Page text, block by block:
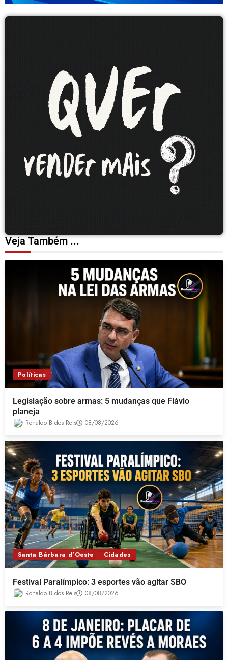
Veja Também ...
Políticas
Legislação sobre armas: 5 mudanças que Flávio
planeja
Ronaldo B dos Reis 08/08/2026
Santa Bárbara d'Oeste Cidades
Festival Paralímpico: 3 esportes vão agitar SBO
Ronaldo B dos Reis 08/08/2026